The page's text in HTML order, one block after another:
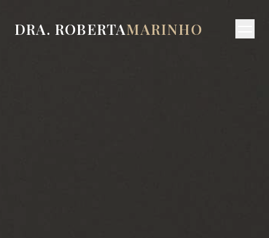
DRA. ROBERTAMARINHO